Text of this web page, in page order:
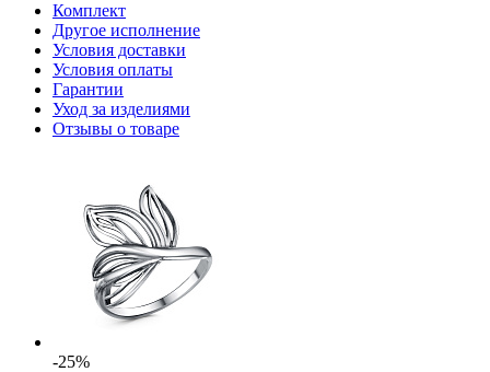
Комплект
Другое исполнение
Условия доставки
Условия оплаты
Гарантии
Уход за изделиями
Отзывы о товаре
-25%